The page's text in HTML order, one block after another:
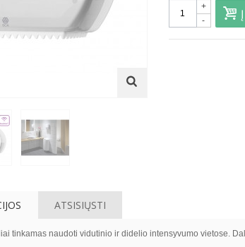
-
+
ATSISIŲSTI
tinkamas naudoti vidutinio ir didelio intensyvumo vietose.